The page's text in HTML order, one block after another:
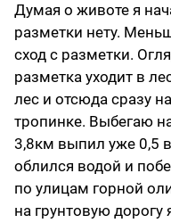
Думая о животе я
разметки нету.
сход с разметки.
разметка уходит в
лес и отсюда сразу
тропинке. Выбегаю
3,8км выпил уже 0,5
облился водой и
по улицам горной
на грунтовую